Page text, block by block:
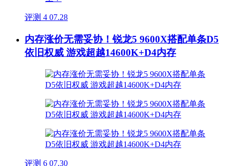
评测 4 07.28
内存涨价无需妥协！锐龙5 9600X搭配单条D5
依旧权威 游戏超越14600K+D4内存
评测 6 07.30